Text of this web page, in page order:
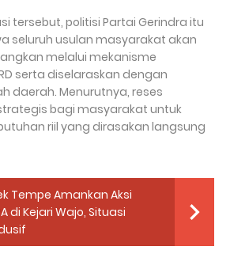
tersebut, politisi Partai Gerindra itu
seluruh usulan masyarakat akan
melalui mekanisme
serta diselaraskan dengan
daerah. Menurutnya, reses
bagi masyarakat untuk
riil yang dirasakan langsung
Tempe Amankan Aksi
di Kejari Wajo, Situasi